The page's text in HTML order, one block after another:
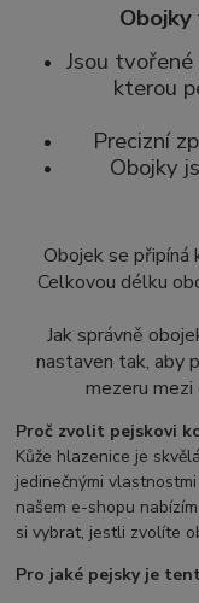
Jsou
kterou
Precizní
Obojky
Obojek se připíná
Celkovou délku
Jak správně
nastaven tak, aby
mezeru
Proč zvolit pejskovi
Kůže hlazenice je
jedinečnými
našem e-shopu
si vybrat, jestli zvolíte
Pro jaké pejsky je